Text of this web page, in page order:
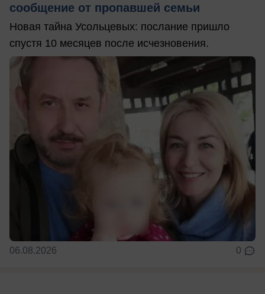
сообщение от пропавшей семьи
Новая тайна Усольцевых: послание пришло
спустя 10 месяцев после исчезновения.
06.08.2026 0